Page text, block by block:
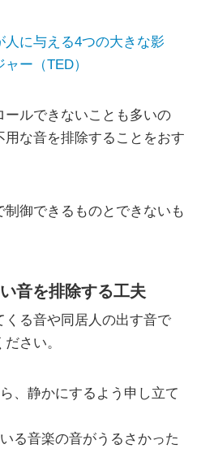
人に与える4つの大きな影
ー（TED）
ルできないことも多いの
な音を排除することをおす
御できるものとできないも
音を排除する工夫
くる音や同居人の出す音で
さい。
、静かにするよう申し立て
る音楽の音がうるさかった